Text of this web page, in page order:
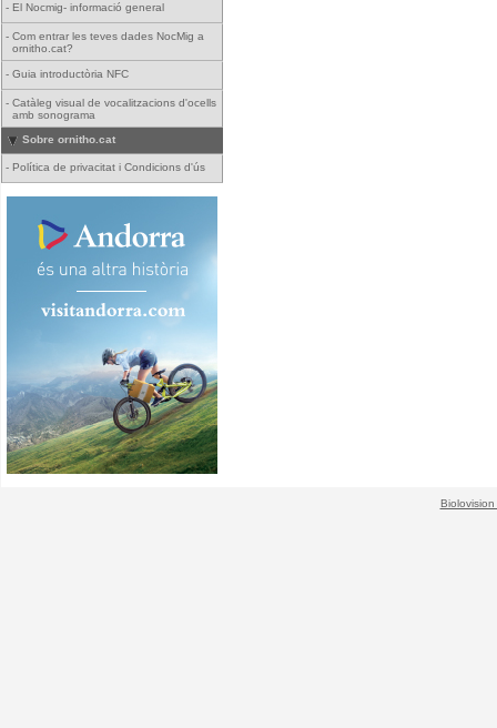
- El Nocmig- informació general
- Com entrar les teves dades NocMig a
ornitho.cat?
- Guia introductòria NFC
- Catàleg visual de vocalitzacions d'ocells
amb sonograma
Sobre ornitho.cat
- Política de privacitat i Condicions d'ús
Biolovision